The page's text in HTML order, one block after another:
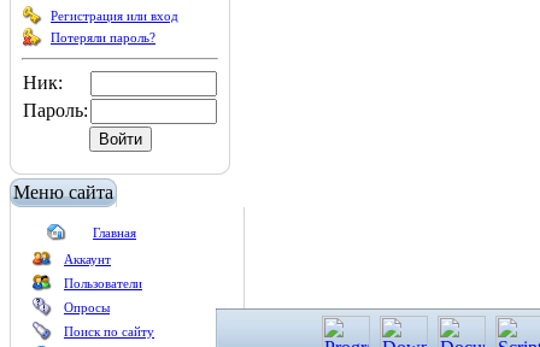
Регистрация или вход
Потеряли пароль?
Ник:
Пароль:
Меню сайта
Главная
Аккаунт
Пользователи
Опросы
Поиск по сайту